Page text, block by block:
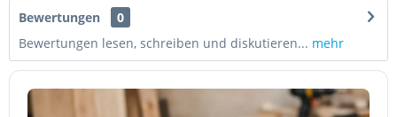
Bewertungen
0
Bewertungen lesen, schreiben und diskutieren... mehr